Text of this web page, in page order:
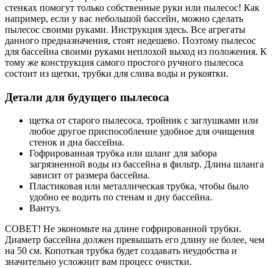
стенках помогут только собственные руки или пылесос! Как
например, если у вас небольшой бассейн, можно сделать
пылесос своими руками. Инструкция здесь. Все агрегаты
данного предназначения, стоят недешево. Поэтому пылесос
для бассейна своими руками неплохой выход из положения. К
тому же конструкция самого простого ручного пылесоса
состоит из щетки, трубки для слива воды и рукоятки.
Детали для будущего пылесоса
щетка от старого пылесоса, тройник с заглушками или
любое другое приспособление удобное для очищения
стенок и дна бассейна.
Гофрированная трубка или шланг для забора
загрязненной воды из бассейна в фильтр. Длина шланга
зависит от размера бассейна.
Пластиковая или металлическая трубка, чтобы было
удобно ее водить по стенам и дну бассейна.
Вантуз.
СОВЕТ! Не экономьте на длине гофрированной трубки.
Диаметр бассейна должен превышать его длину не более, чем
на 50 см. Копоткая трубка будет создавать неудобства и
значительно усложнит вам процесс очистки.